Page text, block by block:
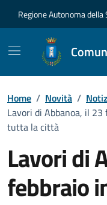
Regione Autonoma della
Home / Novità /
Lavori di Abbanoa, il
tutta la città
Lavori di
febbraio